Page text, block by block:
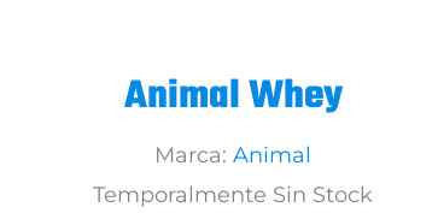
Animal Whey
Marca:Animal
Temporalmente Sin Stock